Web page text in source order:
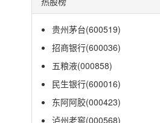
贵州茅台(600519)
招商银行(600036)
五粮液(000858)
民生银行(600016)
东阿阿胶(000423)
泸州老窖(000568)